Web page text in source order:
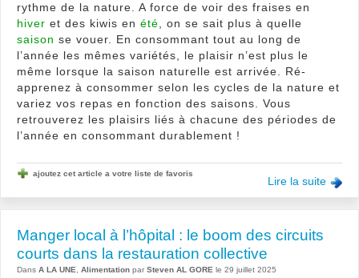
rythme de la nature. A force de voir des fraises en
hiver et des kiwis en été , on se sait plus à quelle
saison se vouer. En consommant tout au long de
l’année les mêmes variétés, le plaisir n’est plus le
même lorsque la saison naturelle est arrivée. Ré-
apprenez à consommer selon les cycles de la nature et
variez vos repas en fonction des saisons. Vous
retrouverez les plaisirs liés à chacune des périodes de
l’année en consommant durablement !
Lire la suite
ajoutez cet article a votre liste de favoris
Manger local à l’hôpital : le boom des circuits
courts dans la restauration collective
Dans A LA UNE Alimentation par Steven AL GORE le 29 juillet 2025